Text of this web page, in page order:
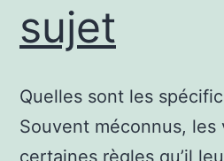
sujet
Quelles sont les
Souvent méconnus, les
certaines règles qu’il